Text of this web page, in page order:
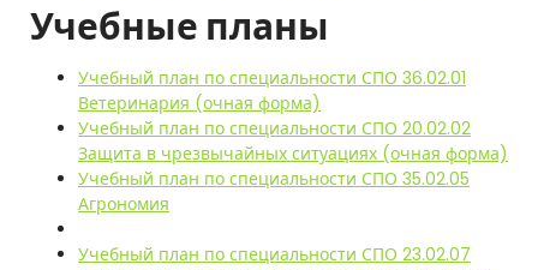
Учебные планы
Учебный план по специальности СПО 36.02.01
Ветеринария (очная форма)
Учебный план по специальности СПО 20.02.02
Защита в чрезвычайных ситуациях (очная форма)
Учебный план по специальности СПО 35.02.05
Агрономия
Учебный план по специальности СПО 23.02.07